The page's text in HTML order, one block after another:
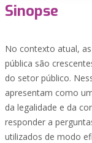
Sinopse
No contexto atual,
pública são
do setor público.
apresentam como
da legalidade e da
responder a
utilizados de modo